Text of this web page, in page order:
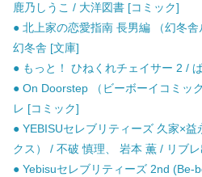
鹿乃しうこ / 大洋図書 [コミック]
● 北上家の恋愛指南 長男編 （幻冬
幻冬舎 [文庫]
● もっと！ ひねくれチェイサー 2 /
● On Doorstep （ビーボーイコミッ
レ [コミック]
● YEBISUセレブリティーズ 久家×
クス） / 不破 慎理、 岩本 薫 / リブ
● Yebisuセレブリティーズ 2nd (Be-